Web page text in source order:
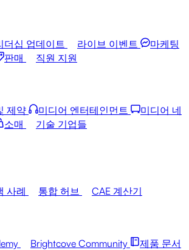
더십 업데이트 라이브 이벤트
마케팅
판매 직원 지원
제약 미디어 엔터테인먼트
미디어 네
소매 기술 기업들
사례 통합 허브 CAE 계산기
Brightcove Community
제품 문서